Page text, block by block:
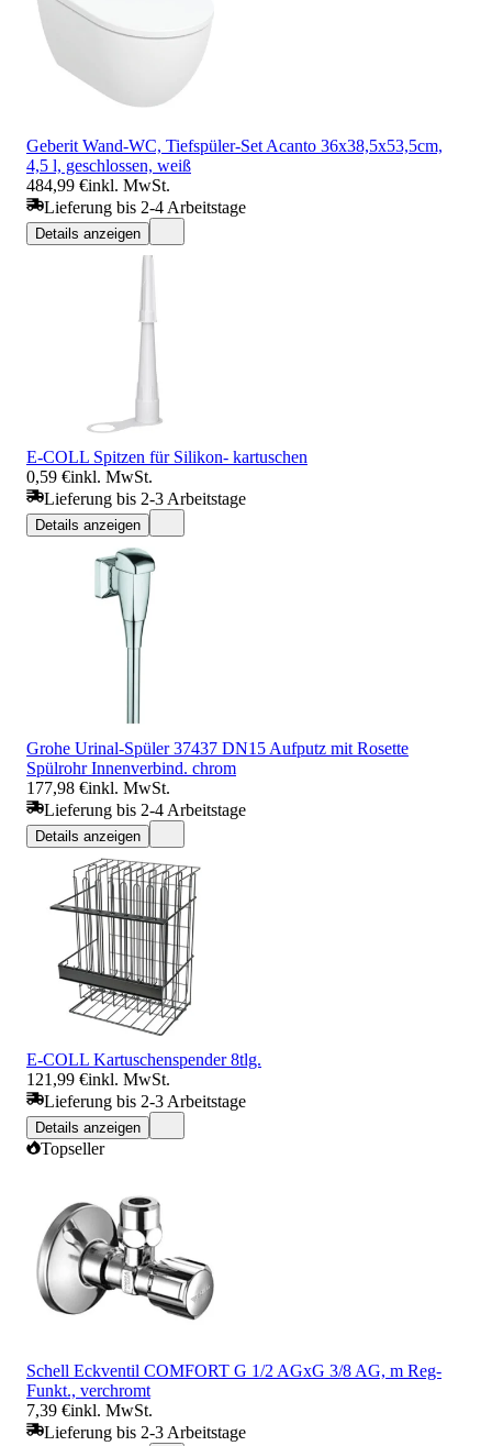
Geberit Wand-WC, Tiefspüler-Set Acanto 36x38,5x53,5cm,
4,5 l, geschlossen, weiß
484,99 €inkl. MwSt.
Lieferung bis 2-4 Arbeitstage
Details anzeigen
E-COLL Spitzen für Silikon- kartuschen
0,59 €inkl. MwSt.
Lieferung bis 2-3 Arbeitstage
Details anzeigen
Grohe Urinal-Spüler 37437 DN15 Aufputz mit Rosette
Spülrohr Innenverbind. chrom
177,98 €inkl. MwSt.
Lieferung bis 2-4 Arbeitstage
Details anzeigen
E-COLL Kartuschenspender 8tlg.
121,99 €inkl. MwSt.
Lieferung bis 2-3 Arbeitstage
Details anzeigen
Topseller
Schell Eckventil COMFORT G 1/2 AGxG 3/8 AG, m Reg-
Funkt., verchromt
7,39 €inkl. MwSt.
Lieferung bis 2-3 Arbeitstage